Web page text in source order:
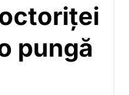
pungă